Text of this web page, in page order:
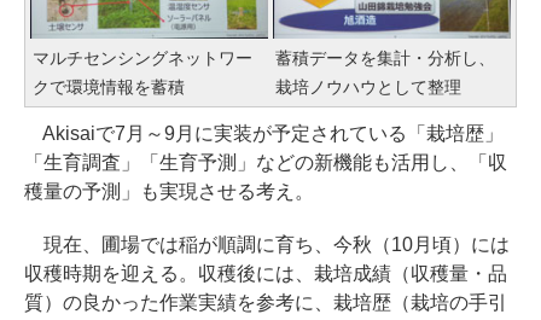
マルチセンシングネットワー
クで環境情報を蓄積
蓄積データを集計・分析し、
栽培ノウハウとして整理
Akisaiで7月～9月に実装が予定されている「栽培歴」
「生育調査」「生育予測」などの新機能も活用し、「収
穫量の予測」も実現させる考え。
現在、圃場では稲が順調に育ち、今秋（10月頃）には
収穫時期を迎える。収穫後には、栽培成績（収穫量・品
質）の良かった作業実績を参考に、栽培歴（栽培の手引